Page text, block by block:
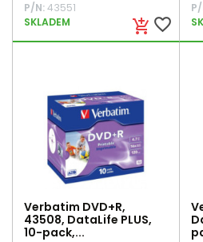
add_shopping_cart favorite_border
P/N:43551
SKLADEM
Verbatim DVD+R,
43508, DataLife PLUS,
10-pack,...